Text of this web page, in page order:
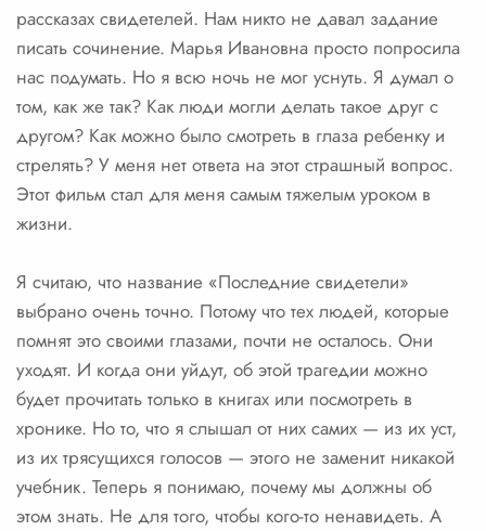
рассказах свидетелей. Нам никто не давал задание
писать сочинение. Марья Ивановна просто попросила
нас подумать. Но я всю ночь не мог уснуть. Я думал о
том, как же так? Как люди могли делать такое друг с
другом? Как можно было смотреть в глаза ребенку и
стрелять? У меня нет ответа на этот страшный вопрос.
Этот фильм стал для меня самым тяжелым уроком в
жизни.
Я считаю, что название «Последние свидетели»
выбрано очень точно. Потому что тех людей, которые
помнят это своими глазами, почти не осталось. Они
уходят. И когда они уйдут, об этой трагедии можно
будет прочитать только в книгах или посмотреть в
хронике. Но то, что я слышал от них самих — из их уст,
из их трясущихся голосов — этого не заменит никакой
учебник. Теперь я понимаю, почему мы должны об
этом знать. Не для того, чтобы кого-то ненавидеть. А